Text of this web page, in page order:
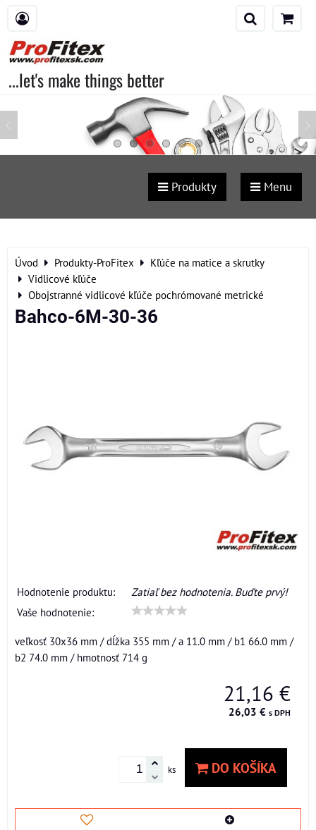
...let's make things better
Produkty Menu
Úvod Produkty-ProFitex
Kľúče na matice a skrutky
Vidlicové kľúče
Obojstranné vidlicové kľúče pochrómované metrické
Bahco-6M-30-36
Hodnotenie produktu:
Zatiaľ bez hodnotenia. Buďte prvý!
Vaše hodnotenie:
veľkosť 30x36 mm / dĺžka 355 mm / a 11.0 mm / b1 66.0 mm /
b2 74.0 mm / hmotnosť 714 g
21,16 €
26,03 € s DPH
ks DO KOŠÍKA